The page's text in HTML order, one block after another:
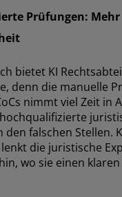
Prüfungen: Mehr
bietet KI
denn die manuelle
nimmt viel Zeit in
den falschen Stellen.
die juristische
wo sie einen